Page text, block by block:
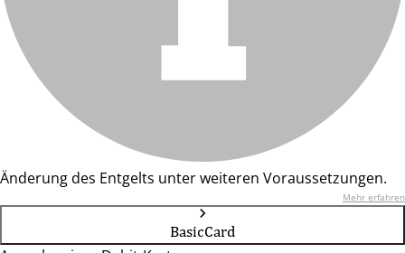
Änderung des Entgelts unter weiteren Voraussetzungen.
Mehr erfahren
BasicCard